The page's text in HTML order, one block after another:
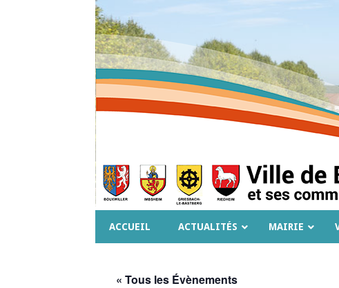
ACCUEIL ACTUALITÉS MAIRIE
« Tous les Évènements